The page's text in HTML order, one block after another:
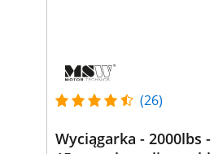
(26)
Wyciągarka - 2000lbs -